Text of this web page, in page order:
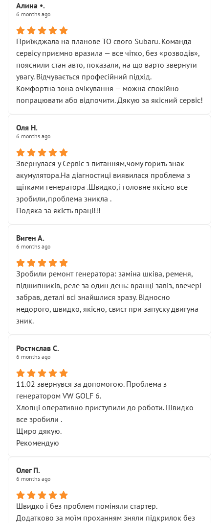
Алина •.
6 months ago
Приїжджала на планове ТО свого Subaru. Команда
сервісу приємно вразила — все чітко, без «розводів»,
пояснили стан авто, показали, на що варто звернути
увагу. Відчувається професійний підхід.
Комфортна зона очікування — можна спокійно
попрацювати або відпочити. Дякую за якісний сервіс!
Оля Н.
6 months ago
Звернулася у Сервіс з питанням,чому горить знак
акумулятора.На діагностиці виявилася проблема з
щітками генератора .Швидко,і головне якісно все
зробили,проблема зникла .
Подяка за якість праці!!!
Виген А.
6 months ago
Зробили ремонт генератора: заміна шківа, ременя,
підшипників, реле за один день: вранці завіз, ввечері
забрав, деталі всі знайшлися зразу. Відносно
недорого, швидко, якісно, свист при запуску двигуна
зник.
Ростислав С.
6 months ago
11.02 звернувся за допомогою. Проблема з
генератором VW GOLF 6.
Хлопці оперативно приступили до роботи. Швидко
все зробили .
Щиро дякую.
Рекомендую
Олег П.
6 months ago
Швидко і без проблем поміняли стартер.
Додатково за моїм проханням зняли підкрилок без